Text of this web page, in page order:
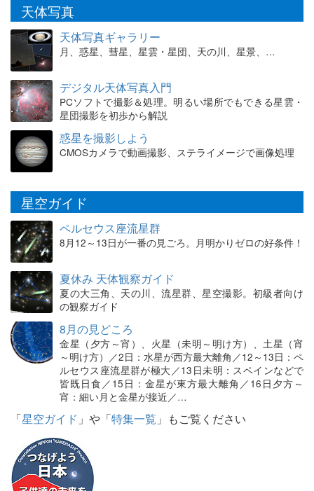
天体写真
天体写真ギャラリー
月、惑星、彗星、星雲・星団、天の川、星景、…
デジタル天体写真入門
PCソフトで撮影＆処理。明るい場所でもできる星雲・
星団撮影を初歩から解説
惑星を撮影しよう
CMOSカメラで動画撮影、ステライメージで画像処理
星空ガイド
ペルセウス座流星群
8月12～13日が一番の見ごろ。月明かりゼロの好条件！
夏休み 天体観察ガイド
夏の大三角、天の川、流星群、星空撮影。初級者向け
の観察ガイド
8月の見どころ
金星（夕方～宵）、火星（未明～明け方）、土星（宵
～明け方）／2日：水星が西方最大離角／12～13日：ペ
ルセウス座流星群が極大／13日未明：スペインなどで
皆既日食／15日：金星が東方最大離角／16日夕方～
宵：細い月と金星が接近／…
「星空ガイド 」や「特集一覧 」もご覧ください